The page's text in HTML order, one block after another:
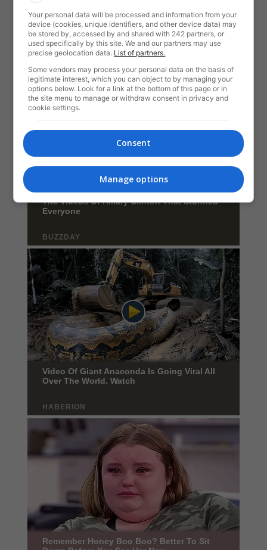
Your personal data will be processed and information from your
device (cookies, unique identifiers, and other device data) may
be stored by, accessed by and shared with 242 partners, or
used specifically by this site. We and our partners may use
precise geolocation data. List of partners.
Some vendors may process your personal data on the basis of
legitimate interest, which you can object to by managing your
options below. Look for a link at the bottom of this page or in
the site menu to manage or withdraw consent in privacy and
cookie settings.
Consent
Manage options